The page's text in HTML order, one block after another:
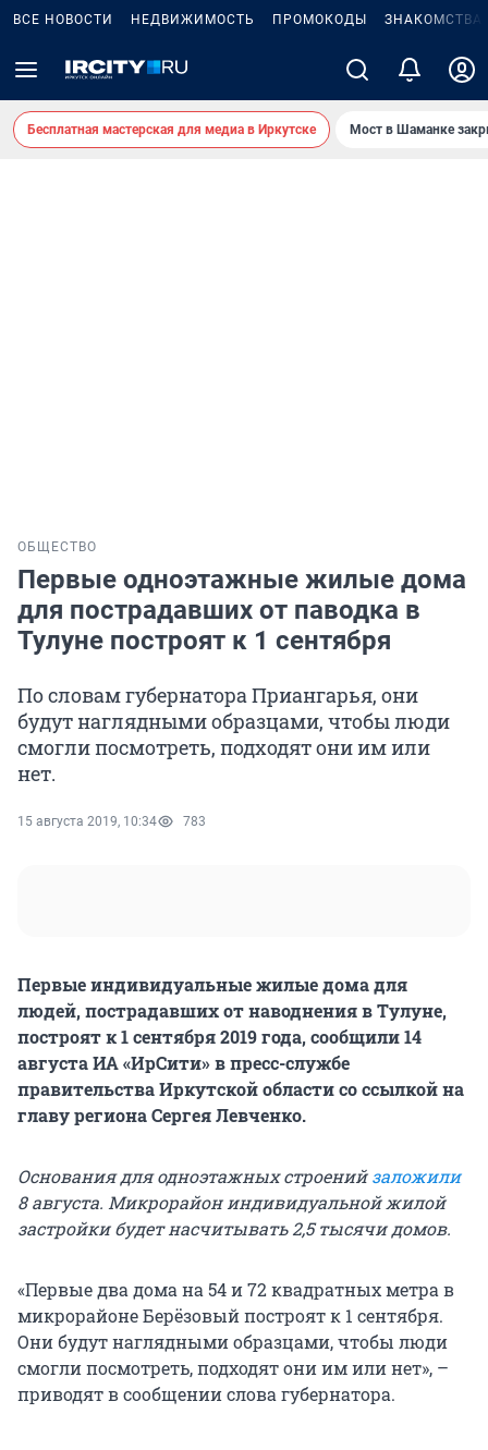
ВСЕ НОВОСТИ НЕДВИЖИМОСТЬ ПРОМОКОДЫ ЗНАКОМСТВА
Бесплатная мастерская для медиа в Иркутске Мост в Шаманке
ОБЩЕСТВО
Первые одноэтажные жилые дома
для пострадавших от паводка в
Тулуне построят к 1 сентября
По словам губернатора Приангарья, они
будут наглядными образцами, чтобы люди
смогли посмотреть, подходят они им или
нет.
15 августа 2019, 10:34 783
Первые индивидуальные жилые дома для
людей, пострадавших от наводнения в Тулуне,
построят к 1 сентября 2019 года, сообщили 14
августа ИА «ИрСити» в пресс-службе
правительства Иркутской области со ссылкой на
главу региона Сергея Левченко.
Основания для одноэтажных строенийзаложили
8 августа. Микрорайон индивидуальной жилой
застройки будет насчитывать 2,5 тысячи домов.
«Первые два дома на 54 и 72 квадратных метра в
микрорайоне Берёзовый построят к 1 сентября.
Они будут наглядными образцами, чтобы люди
смогли посмотреть, подходят они им или нет», –
приводят в сообщении слова губернатора.